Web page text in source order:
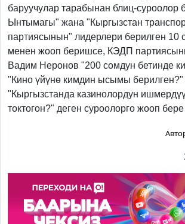
баруучулар тарабынан блиц-суроолор
Ынтымагы" жана "Кыргызстан
партиясынын" лидерлери берилген 10
менен жооп беришсе, КЭДП
Вадим Неронов "200 сомдун бетинде
"Кино үйүнө кимдин ысымы
"Кыргызстанда казинолордун
токтогон?" деген суроолорго жооп